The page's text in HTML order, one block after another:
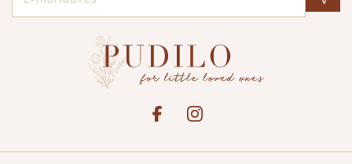
See our FacebookBekijk onze Instagram pagina